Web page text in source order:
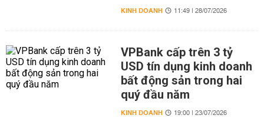
KINH DOANH 11:49 | 28/07/2026
VPBank cấp trên 3 tỷ
USD tín dụng kinh doanh
bất động sản trong hai
quý đầu năm
KINH DOANH 19:00 | 23/07/2026